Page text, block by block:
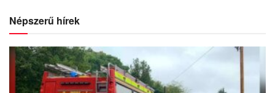
Népszerű hírek